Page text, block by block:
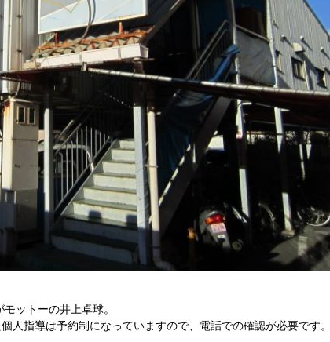
ットーの井上卓球。
人指導は予約制になっていますので、電話での確認が必要です